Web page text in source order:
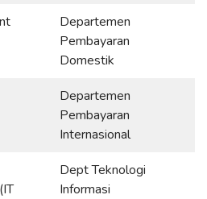
Departemen
Pembayaran
Domestik
Departemen
Pembayaran
Internasional
Dept Teknologi
Informasi